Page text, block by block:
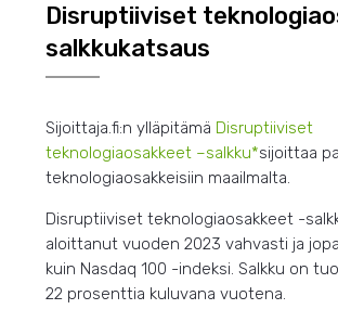
Disruptiiviset
salkkukatsaus
Sijoittaja.fi:n ylläpitämä Disruptiiviset
teknologiaosakkeet –salkku*sijoittaa
teknologiaosakkeisiin maailmalta.
Disruptiiviset teknologiaosakkeet -
aloittanut vuoden 2023 vahvasti ja
kuin Nasdaq 100 -indeksi. Salkku on
22 prosenttia kuluvana vuotena.